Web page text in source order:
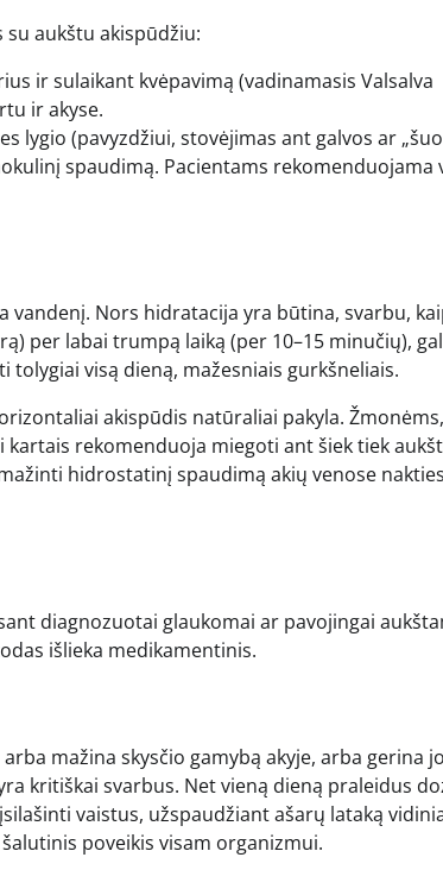
aukštu akispūdžiu:
ir sulaikant kvėpavimą (vadinamasis Valsalva
ir akyse.
lygio (pavyzdžiui, stovėjimas ant galvos ar „šuo
spaudimą. Pacientams rekomenduojama
vandenį. Nors hidratacija yra būtina, svarbu,
per labai trumpą laiką (per 10–15 minučių),
visą dieną, mažesniais gurkšneliais.
akispūdis natūraliai pakyla. Žmonėms,
rekomenduoja miegoti ant šiek tiek
hidrostatinį spaudimą akių venose nakties
diagnozuotai glaukomai ar pavojingai
išlieka medikamentinis.
mažina skysčio gamybą akyje, arba gerina jo
kritiškai svarbus. Net vieną dieną praleidus
vaistus, užspaudžiant ašarų lataką
poveikis visam organizmui.